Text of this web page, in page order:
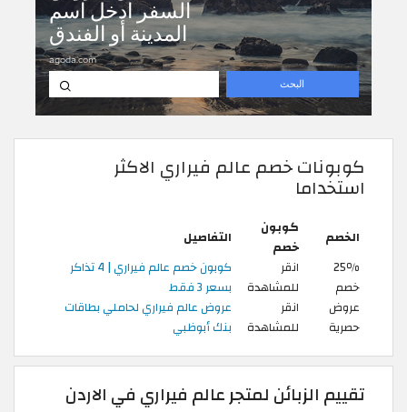
كوبونات خصم عالم فيراري الاكثر
استخداما
الخصم
كوبون
خصم
التفاصيل
25٪
خصم
انقر
للمشاهدة
كوبون خصم عالم فيراري | 4 تذاكر
بسعر 3 فقط
عروض
حصرية
انقر
للمشاهدة
عروض عالم فيراري لحاملي بطاقات
بنك أبوظبي
تقييم الزبائن لمتجر عالم فيراري في الاردن